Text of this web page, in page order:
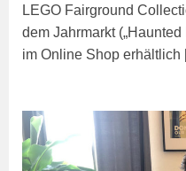
LEGO Fairground
dem Jahrmarkt
im Online Shop erhältlich